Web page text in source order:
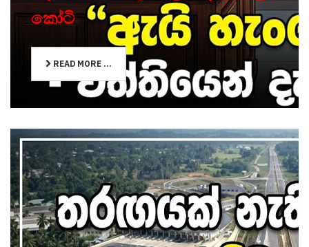
කෝටි
READ MORE ...